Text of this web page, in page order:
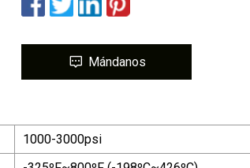
Mándanos
1000-3000psi